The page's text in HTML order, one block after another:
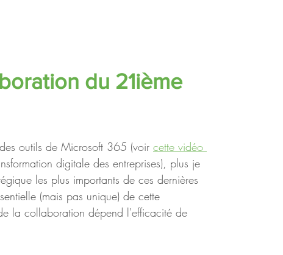
du 21ième
outils de Microsoft 365 (voir cette vidéo
digitale des entreprises), plus je
les plus importants de ces dernières
(mais pas unique) de cette
la collaboration dépend l'efficacité de